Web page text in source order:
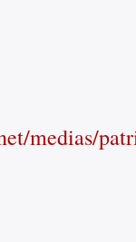
medias/